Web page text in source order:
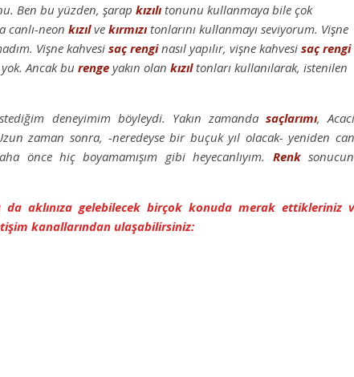
Ben bu yüzden, şarap kızılıtonunu kullanmaya bile çok
canlı-neon kızılve kırmızıtonlarını kullanmayı seviyorum. Vişne
Vişne kahvesi saç renginasıl yapılır, vişne kahvesi saç rengi
Ancak bu renge yakın olan kızıltonları kullanılarak, istenilen
deneyimim böyleydi. Yakın zamanda saçlarımı,
zaman sonra, -neredeyse bir buçuk yıl olacak- yeniden
önce hiç boyamamışım gibi heyecanlıyım. Renk
aklınıza gelebilecek birçok konuda merak ettikleriniz
kanallarından ulaşabilirsiniz: